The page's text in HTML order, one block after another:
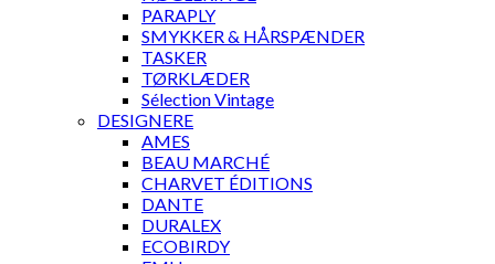
PARAPLY
SMYKKER & HÅRSPÆNDER
TASKER
TØRKLÆDER
Sélection Vintage
DESIGNERE
AMES
BEAU MARCHÉ
CHARVET ÉDITIONS
DANTE
DURALEX
ECOBIRDY